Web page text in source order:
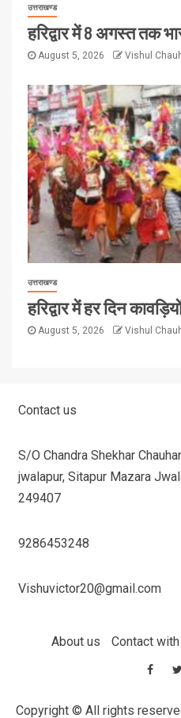
उत्तराखण्ड
हरिद्वार में 8 अगस्त तक
August 5, 2026 Vishul
उत्तराखण्ड
हरिद्वार में हर दिन
August 5, 2026 Vishul
Contact us
S/O Chandra Shekhar
jwalapur, Sitapur Mazara
249407
9286453248
Vishuvictor20@gmail.com
About us Contact
Copyright © All rights